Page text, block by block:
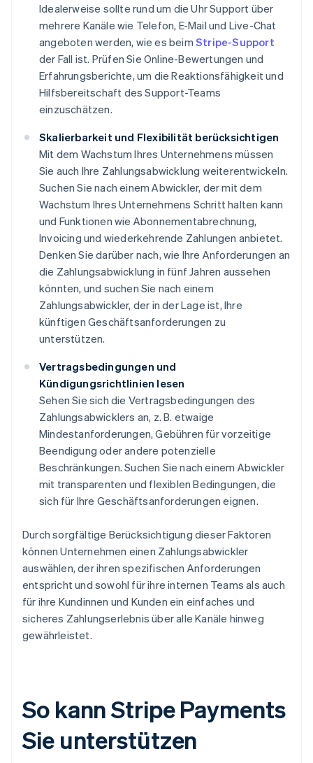
Idealerweise sollte rund um die Uhr Support über
mehrere Kanäle wie Telefon, E-Mail und Live-Chat
angeboten werden, wie es beim Stripe-Support
der Fall ist. Prüfen Sie Online-Bewertungen und
Erfahrungsberichte, um die Reaktionsfähigkeit und
Hilfsbereitschaft des Support-Teams
einzuschätzen.
Skalierbarkeit und Flexibilität berücksichtigen
Mit dem Wachstum Ihres Unternehmens müssen
Sie auch Ihre Zahlungsabwicklung weiterentwickeln.
Suchen Sie nach einem Abwickler, der mit dem
Wachstum Ihres Unternehmens Schritt halten kann
und Funktionen wie Abonnementabrechnung,
Invoicing und wiederkehrende Zahlungen anbietet.
Denken Sie darüber nach, wie Ihre Anforderungen an
die Zahlungsabwicklung in fünf Jahren aussehen
könnten, und suchen Sie nach einem
Zahlungsabwickler, der in der Lage ist, Ihre
künftigen Geschäftsanforderungen zu
unterstützen.
Vertragsbedingungen und
Kündigungsrichtlinien lesen
Sehen Sie sich die Vertragsbedingungen des
Zahlungsabwicklers an, z. B. etwaige
Mindestanforderungen, Gebühren für vorzeitige
Beendigung oder andere potenzielle
Beschränkungen. Suchen Sie nach einem Abwickler
mit transparenten und flexiblen Bedingungen, die
sich für Ihre Geschäftsanforderungen eignen.
Durch sorgfältige Berücksichtigung dieser Faktoren
können Unternehmen einen Zahlungsabwickler
auswählen, der ihren spezifischen Anforderungen
entspricht und sowohl für ihre internen Teams als auch
für ihre Kundinnen und Kunden ein einfaches und
sicheres Zahlungserlebnis über alle Kanäle hinweg
gewährleistet.
So kann Stripe Payments
Sie unterstützen